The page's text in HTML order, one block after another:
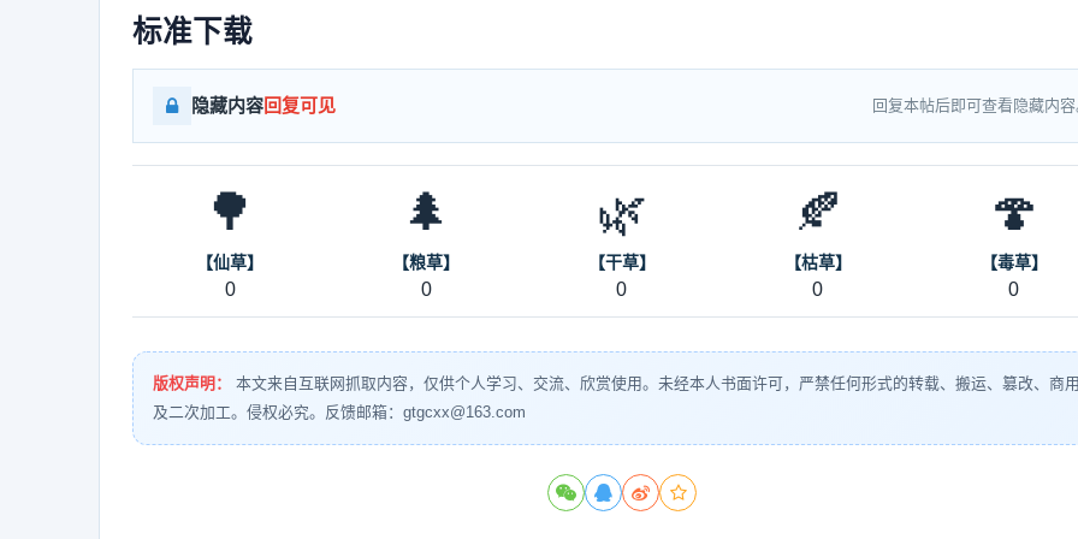
标准下载
隐藏内容回复可见 回复本帖后即可查看隐藏内
🌳
【仙草】
0
🌲
【粮草】
0
🌿
【干草】
0
🍂
【枯草】
0
🍄
【毒草】
0
版权声明：
本文来自互联网抓取内容，仅供个人学习、交流、欣赏使用。未经本人书面许可，严禁任何形式的转载、搬运、篡改、商
及二次加工。侵权必究。反馈邮箱：gtgcxx@163.com